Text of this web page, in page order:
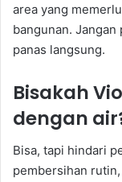
area yang
bangunan.
panas langsung.
Bisakah
dengan
Bisa, tapi hindari
pembersihan